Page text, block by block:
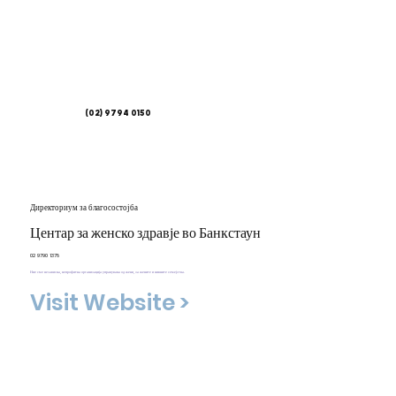
(02) 9794 0150
02 9790 1378
Директориум за благосостојба
Центар за женско здравје во Банкстаун
Ние сме независна, непрофитна организација управувана од жени, за жените и нивните семејства.
Visit Website >